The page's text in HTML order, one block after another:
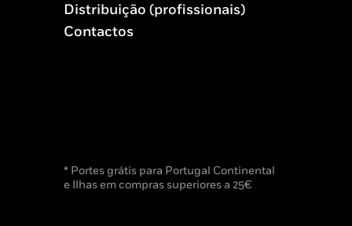
Distribuição (profissionais)
Contactos
* Portes grátis para Portugal Continental
e Ilhas em compras superiores a 25€